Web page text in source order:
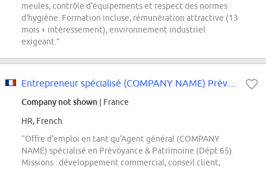
meules, contrôle d'équipements et respect des normes
d'hygiène. Formation incluse, rémunération attractive (13
mois + intéressement), environnement industriel
exigeant.”
Company not shown | France
HR, French
“Offre d'emploi en tant qu'Agent général (COMPANY
NAME) spécialisé en Prévoyance & Patrimoine (Dépt 65).
Missions : développement commercial, conseil client,